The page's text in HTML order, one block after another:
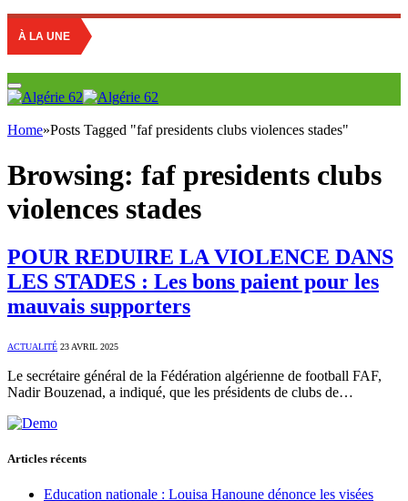
À LA UNE
Home»Posts Tagged "faf presidents clubs violences stades"
Browsing: faf presidents clubs
violences stades
POUR REDUIRE LA VIOLENCE DANS
LES STADES : Les bons paient pour les
mauvais supporters
ACTUALITÉ 23 AVRIL 2025
Le secrétaire général de la Fédération algérienne de football FAF,
Nadir Bouzenad, a indiqué, que les présidents de clubs de…
Articles récents
Education nationale : Louisa Hanoune dénonce les visées